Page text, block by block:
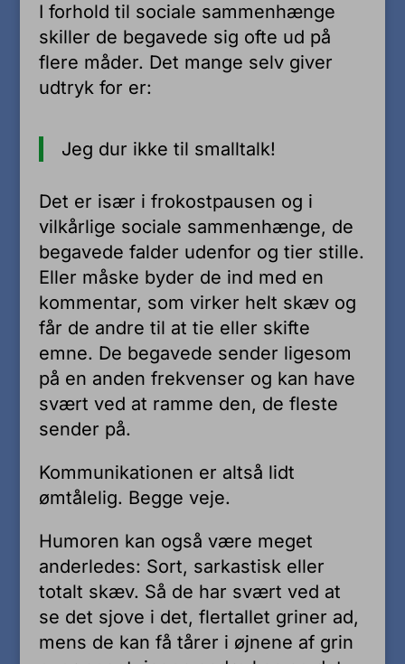
I forhold til sociale sammenhænge
skiller de begavede sig ofte ud på
flere måder. Det mange selv giver
udtryk for er:
Jeg dur ikke til smalltalk!
Det er især i frokostpausen og i
vilkårlige sociale sammenhænge, de
begavede falder udenfor og tier stille.
Eller måske byder de ind med en
kommentar, som virker helt skæv og
får de andre til at tie eller skifte
emne. De begavede sender ligesom
på en anden frekvenser og kan have
svært ved at ramme den, de fleste
sender på.
Kommunikationen er altså lidt
ømtålelig. Begge veje.
Humoren kan også være meget
anderledes: Sort, sarkastisk eller
totalt skæv. Så de har svært ved at
se det sjove i det, flertallet griner ad,
mens de kan få tårer i øjnene af grin